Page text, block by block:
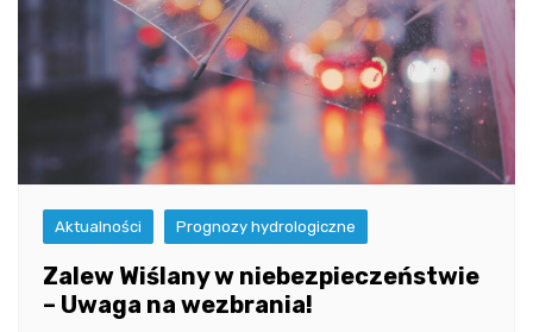
Aktualności Prognozy hydrologiczne
Zalew Wiślany w niebezpieczeństwie
– Uwaga na wezbrania!